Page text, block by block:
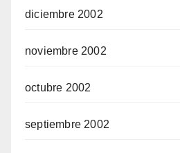
diciembre 2002
noviembre 2002
octubre 2002
septiembre 2002